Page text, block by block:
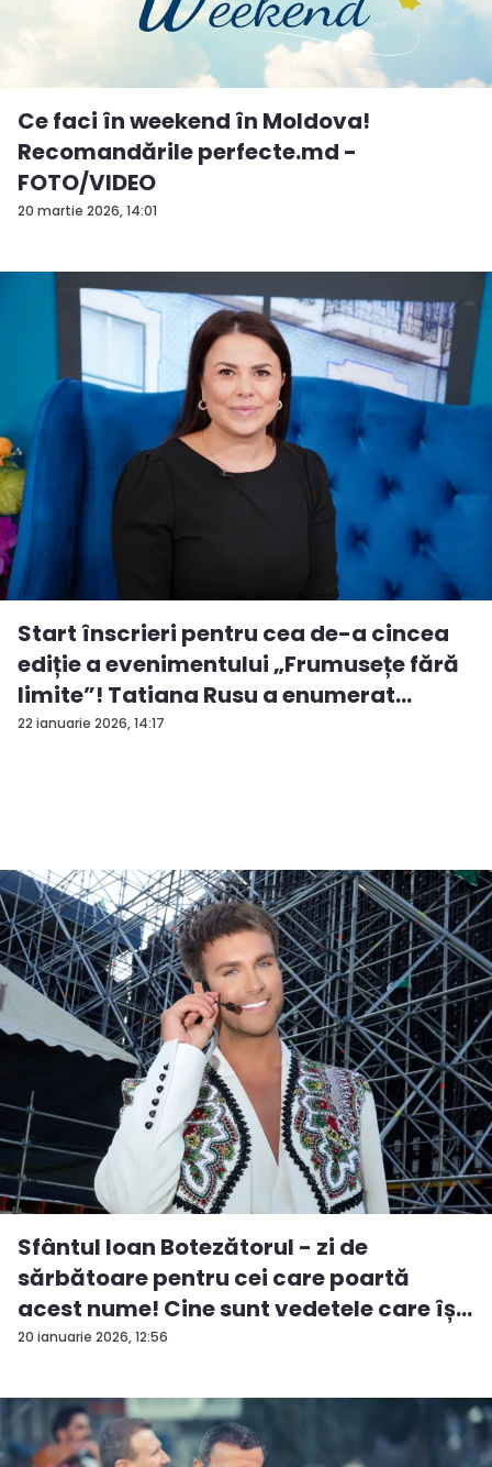
20 martie 2026, 14:01
Ce faci în weekend în Moldova!
Recomandările perfecte.md -
FOTO/VIDEO
22 ianuarie 2026, 14:17
Start înscrieri pentru cea de-a cincea
ediție a evenimentului „Frumusețe fără
limite”! Tatiana Rusu a enumerat
criter...
20 ianuarie 2026, 12:56
Sfântul Ioan Botezătorul - zi de
sărbătoare pentru cei care poartă
acest nume! Cine sunt vedetele care îș...